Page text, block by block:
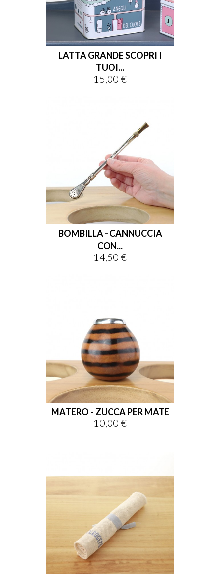
LATTA GRANDE SCOPRI I
TUOI...
Prezzo
15,00 €
BOMBILLA - CANNUCCIA
CON...
Prezzo
14,50 €
MATERO - ZUCCA PER MATE
Prezzo
10,00 €